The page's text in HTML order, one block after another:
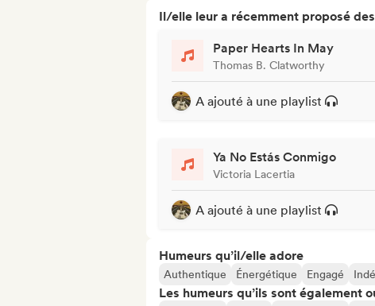
Il/elle leur a récemment proposé
Paper Hearts In May
Thomas B. Clatworthy
A ajouté à une playlist
Ya No Estás Conmigo
Victoria Lacertia
A ajouté à une playlist
Humeurs qu’il/elle adore
Authentique Énergétique Engagé Indé
Les humeurs qu’ils sont également